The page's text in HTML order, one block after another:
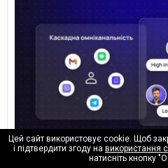
Цей сайт використовує cookie. Щоб
і підтвердити згоду на використання
натисніть кнопку